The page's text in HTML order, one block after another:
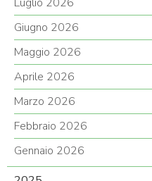
Giugno 2026
Maggio 2026
Aprile 2026
Marzo 2026
Febbraio 2026
Gennaio 2026